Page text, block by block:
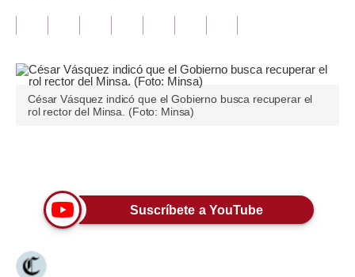
Plus G
Editorial
Pregunta de hoy
Lujo
Moda
César Vásquez indicó que el Gobierno busca recuperar el
rol rector del Minsa. (Foto: Minsa)
Suscríbete a YouTube